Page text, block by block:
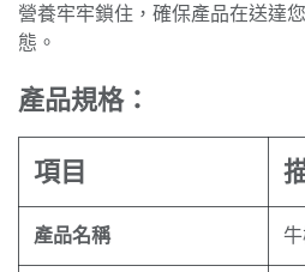
營養牢牢鎖住，確保產品在送達
態。
產品規格：
項目
產品名稱